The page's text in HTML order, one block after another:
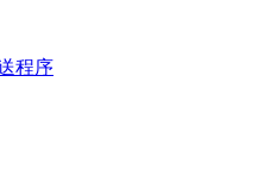
程序